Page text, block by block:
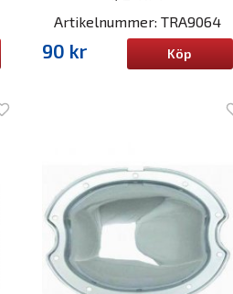
Artikelnummer: TRA9064
90 kr Köp